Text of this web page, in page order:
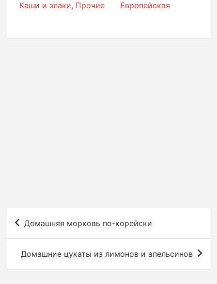
Каши и злаки, Прочие Европейская
Домашняя морковь по-корейски
Домашние цукаты из лимонов и апельсинов